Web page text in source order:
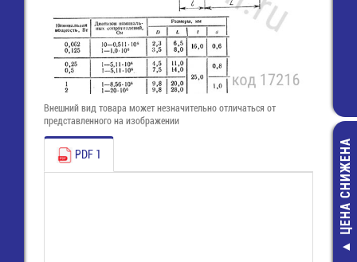
ЦЕНА СНИЖЕНА
Внешний вид товара может незначительно отличаться от
представленного на изображении
PDF 1